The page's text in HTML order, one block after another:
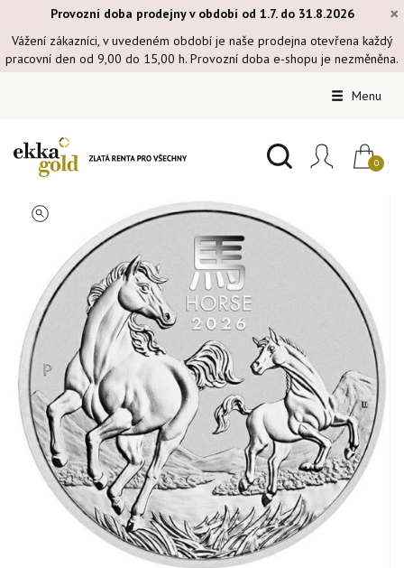
×
Provozní doba prodejny v období od 1.7. do 31.8.2026
Vážení zákazníci, v uvedeném období je naše prodejna otevřena každý
pracovní den od 9,00 do 15,00 h. Provozní doba e-shopu je nezměněna.
Menu